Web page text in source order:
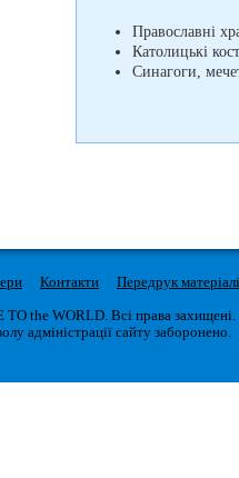
Православні
Католицькі
Синагоги,
Контакти
Передрук
the WORLD. Всі права захищені.
адміністрації сайту заборонено.